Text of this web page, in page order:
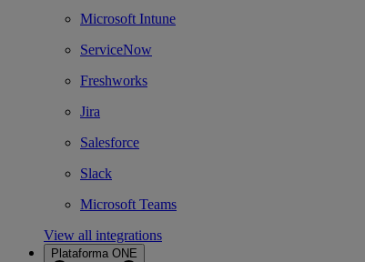
Microsoft Intune
ServiceNow
Freshworks
Jira
Salesforce
Slack
Microsoft Teams
View all integrations
Plataforma ONE